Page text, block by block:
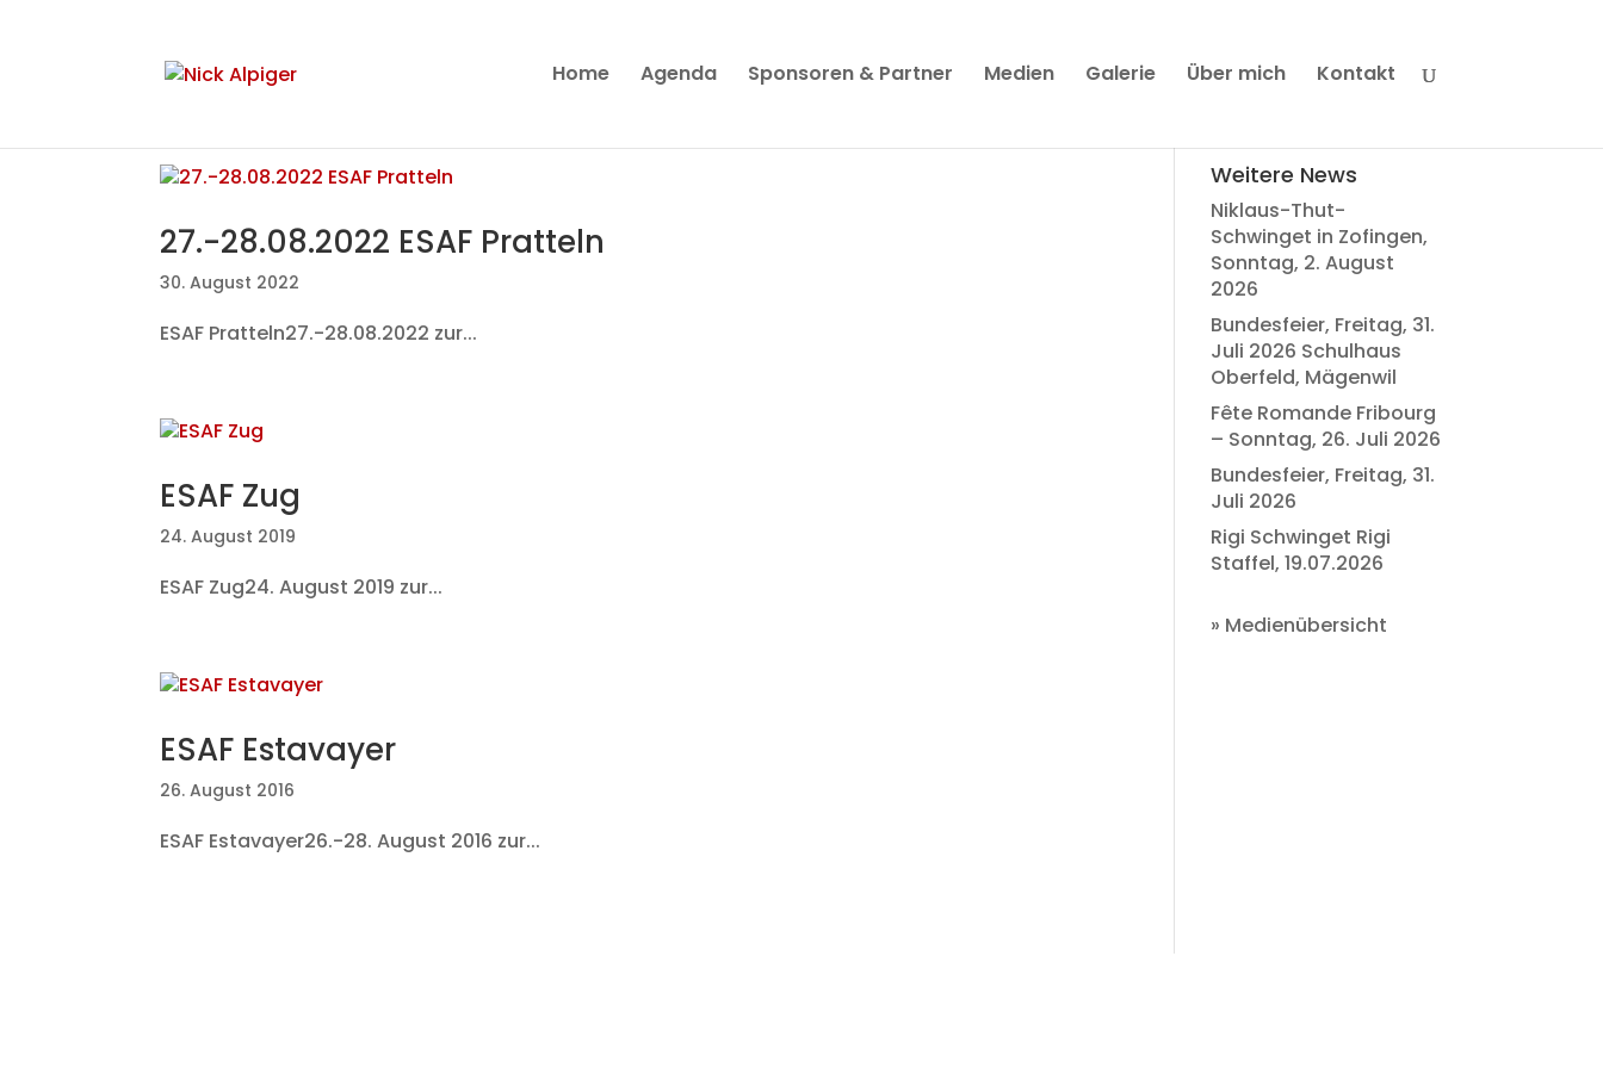
Home Agenda Sponsoren & Partner Medien Galerie Über mich Kontakt
27.-28.08.2022 ESAF Pratteln
30. August 2022
ESAF Pratteln27.-28.08.2022 zur...
ESAF Zug
24. August 2019
ESAF Zug24. August 2019 zur...
ESAF Estavayer
26. August 2016
ESAF Estavayer26.-28. August 2016 zur...
Weitere News
Niklaus-Thut-
Schwinget in Zofingen,
Sonntag, 2. August
2026
Bundesfeier, Freitag, 31.
Juli 2026 Schulhaus
Oberfeld, Mägenwil
Fête Romande Fribourg
– Sonntag, 26. Juli 2026
Bundesfeier, Freitag, 31.
Juli 2026
Rigi Schwinget Rigi
Staffel, 19.07.2026
» Medienübersicht